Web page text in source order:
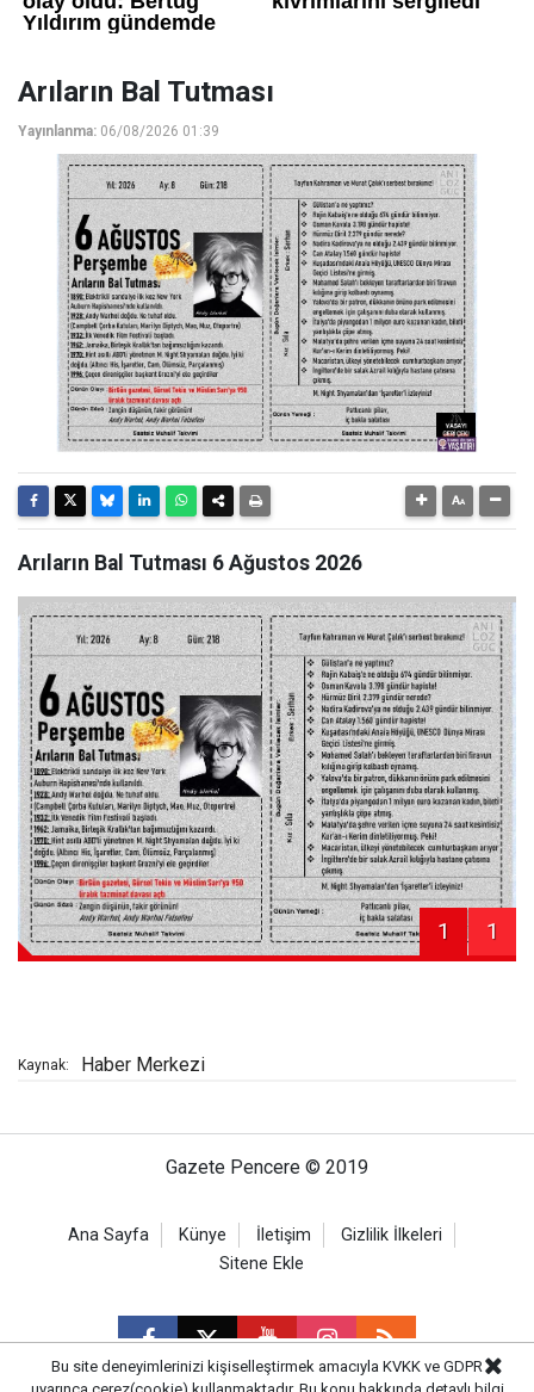
Arıların Bal Tutması
Yayınlanma: 06/08/2026 01:39
Arıların Bal Tutması 6 Ağustos 2026
1 1
Kaynak: Haber Merkezi
Gazete Pencere © 2019
Ana Sayfa Künye İletişim
Gizlilik İlkeleri
Sitene Ekle
Bu site deneyimlerinizi kişiselleştirmek amacıyla KVKK ve GDPR